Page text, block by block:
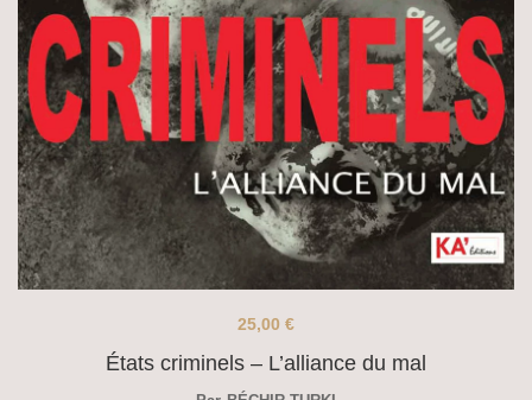
États criminels – L’alliance du mal
25,00 €